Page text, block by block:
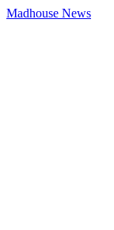
Madhouse News